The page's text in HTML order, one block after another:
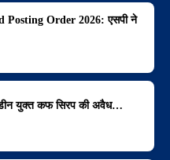
Posting Order 2026: एसपी ने
युक्त कफ सिरप की अवैध…